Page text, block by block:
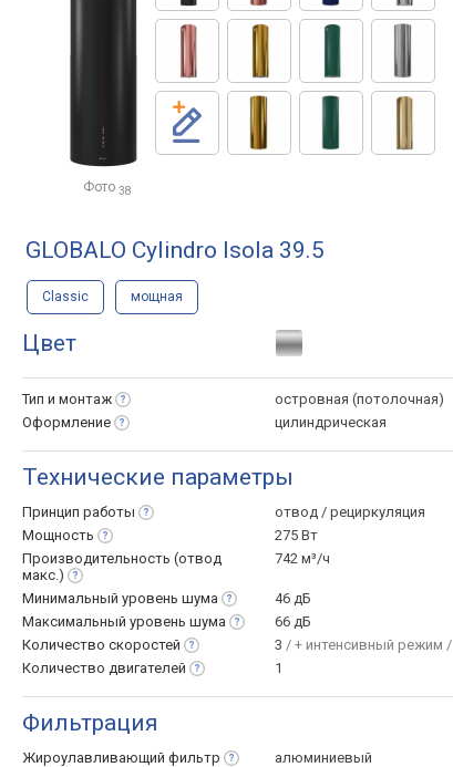
Фото 38
GLOBALO Cylindro Isola 39.5
Classic мощная
Цвет
Тип и монтаж
островная (потолочная)
Оформление
цилиндрическая
Технические параметры
Принцип работы
отвод / рециркуляция
Мощность
275 Вт
Производительность (отвод
макс.)
742 м³/ч
Минимальный уровень шума
46 дБ
Максимальный уровень шума
66 дБ
Количество скоростей 3 / + интенсивный режим /
Количество двигателей 1
Фильтрация
Жироулавливающий фильтр
алюминиевый